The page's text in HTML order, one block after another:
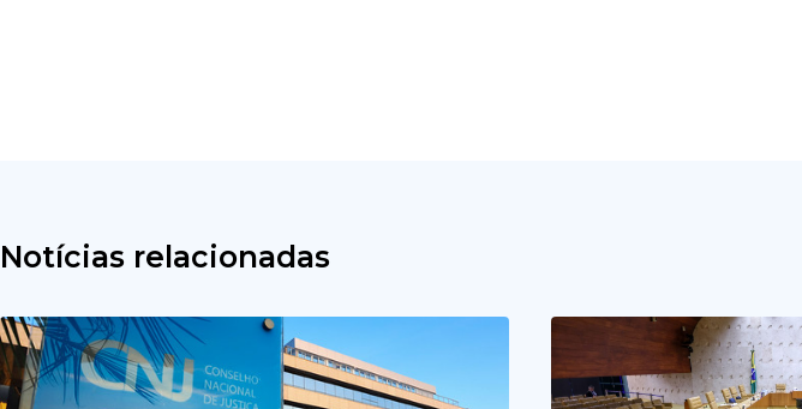
Notícias relacionadas